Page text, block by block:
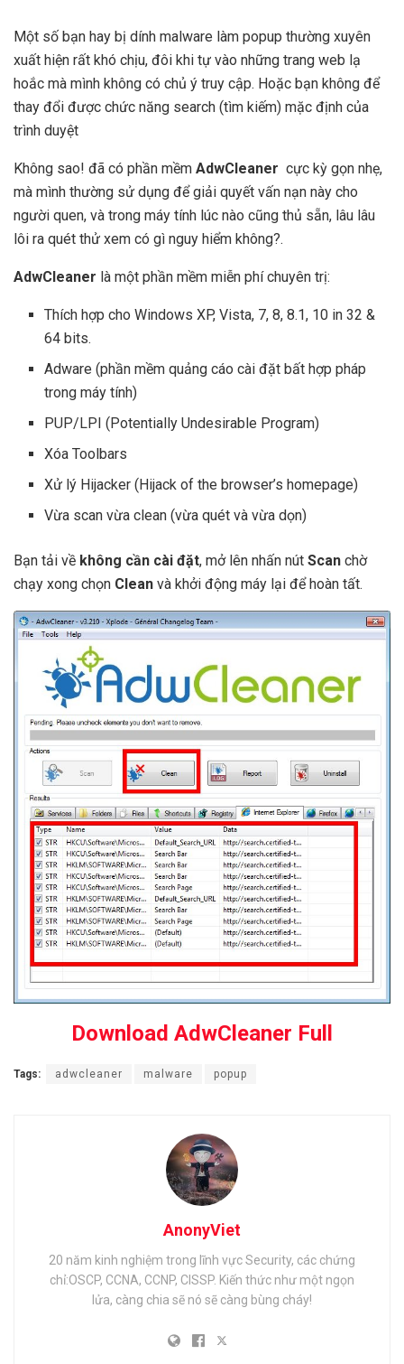
Một số bạn hay bị dính malware làm popup thường xuyên
xuất hiện rất khó chịu, đôi khi tự vào những trang web lạ
hoắc mà mình không có chủ ý truy cập. Hoặc bạn không để
thay đổi được chức năng search (tìm kiếm) mặc định của
trình duyệt
Không sao! đã có phần mềm AdwCleaner cực kỳ gọn nhẹ,
mà mình thường sử dụng để giải quyết vấn nạn này cho
người quen, và trong máy tính lúc nào cũng thủ sẵn, lâu lâu
lôi ra quét thử xem có gì nguy hiểm không?.
AdwCleaner là một phần mềm miễn phí chuyên trị:
Thích hợp cho Windows XP, Vista, 7, 8, 8.1, 10 in 32 &
64 bits.
Adware (phần mềm quảng cáo cài đặt bất hợp pháp
trong máy tính)
PUP/LPI (Potentially Undesirable Program)
Xóa Toolbars
Xử lý Hijacker (Hijack of the browser’s homepage)
Vừa scan vừa clean (vừa quét và vừa dọn)
Bạn tải về không cần cài đặt, mở lên nhấn nút Scan chờ
chạy xong chọn Clean và khởi động máy lại để hoàn tất.
Download AdwCleaner Full
Tags: adwcleaner malware popup
AnonyViet
20 năm kinh nghiệm trong lĩnh vực Security, các chứng
chỉ:OSCP, CCNA, CCNP, CISSP. Kiến thức như một ngọn
lửa, càng chia sẽ nó sẽ càng bùng cháy!